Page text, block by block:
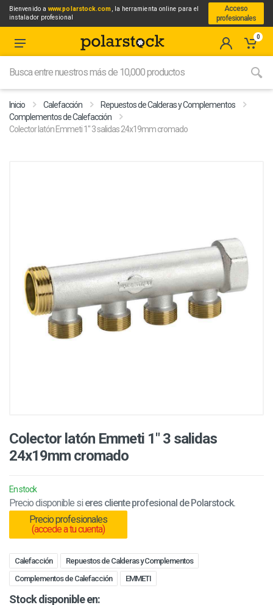
Bienvenido awww.polarstock.com, la herramienta online para el
instalador profesional
Acceso
profesionales
0
Inicio Calefacción
Repuestos de Calderas y Complementos
Complementos de Calefacción
Colector latón Emmeti 1" 3 salidas 24x19mm cromado
Colector latón Emmeti 1" 3 salidas
24x19mm cromado
En stock
Precio disponible si eres cliente profesional de Polarstock.
Precio profesionales
(accede a tu cuenta)
Calefacción
Repuestos de Calderas y Complementos
Complementos de Calefacción
EMMETI
Stock disponible en: